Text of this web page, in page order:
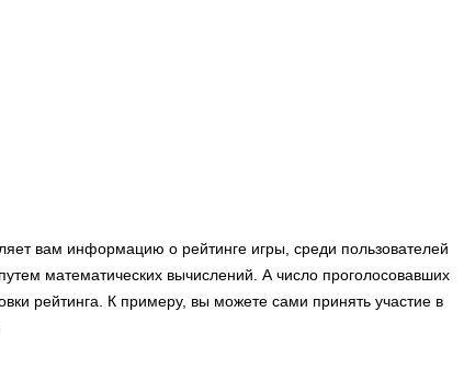
вам информацию о рейтинге игры, среди пользователей
математических вычислений. А число проголосовавших
рейтинга. К примеру, вы можете сами принять участие в